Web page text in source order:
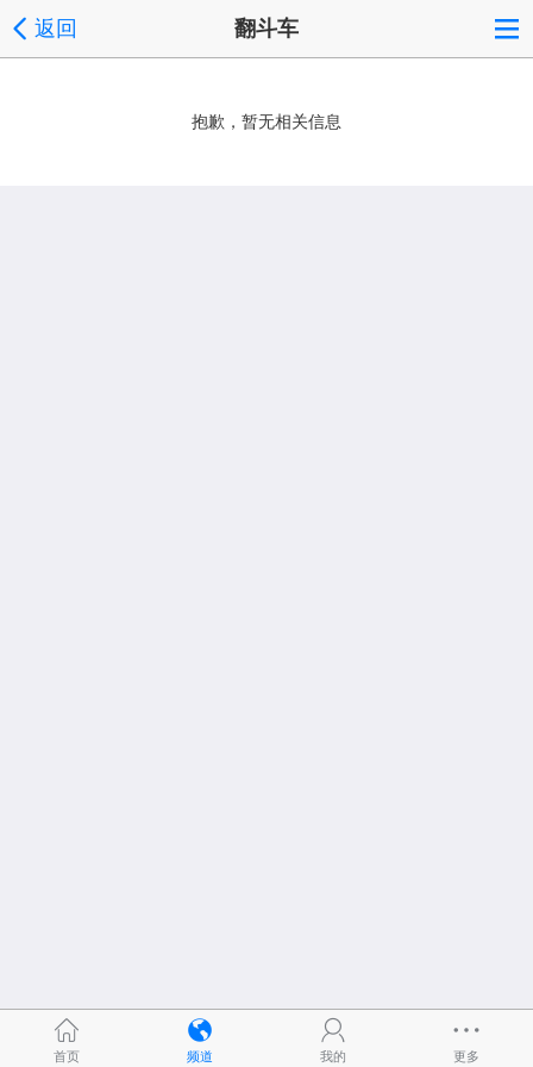
返回 翻斗车
抱歉，暂无相关信息
首页 频道 我的 更多